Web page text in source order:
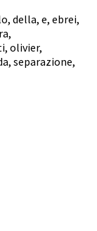
, della, e, ebrei,
,
, olivier,
, separazione,